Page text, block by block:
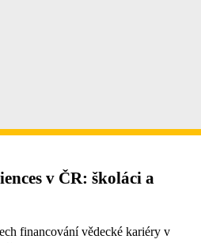
v ČR: školáci a
financování vědecké kariéry v